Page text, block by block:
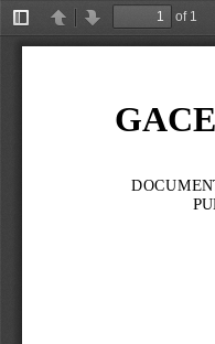
Toggle
Sidebar
PreviousNext
of 1